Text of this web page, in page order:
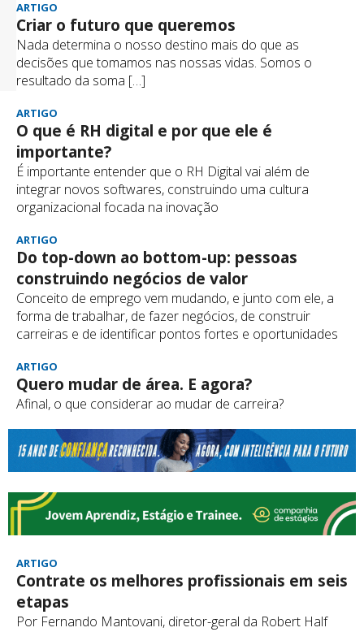
ARTIGO
Criar o futuro que queremos
Nada determina o nosso destino mais do que as
decisões que tomamos nas nossas vidas. Somos o
resultado da soma […]
ARTIGO
O que é RH digital e por que ele é
importante?
É importante entender que o RH Digital vai além de
integrar novos softwares, construindo uma cultura
organizacional focada na inovação
ARTIGO
Do top-down ao bottom-up: pessoas
construindo negócios de valor
Conceito de emprego vem mudando, e junto com ele, a
forma de trabalhar, de fazer negócios, de construir
carreiras e de identificar pontos fortes e oportunidades
ARTIGO
Quero mudar de área. E agora?
Afinal, o que considerar ao mudar de carreira?
ARTIGO
Contrate os melhores profissionais em seis
etapas
Por Fernando Mantovani, diretor-geral da Robert Half